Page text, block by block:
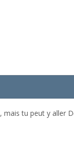
tu peut y aller